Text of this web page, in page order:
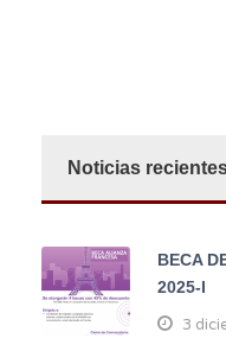
Noticias
BECA
2025-I
3